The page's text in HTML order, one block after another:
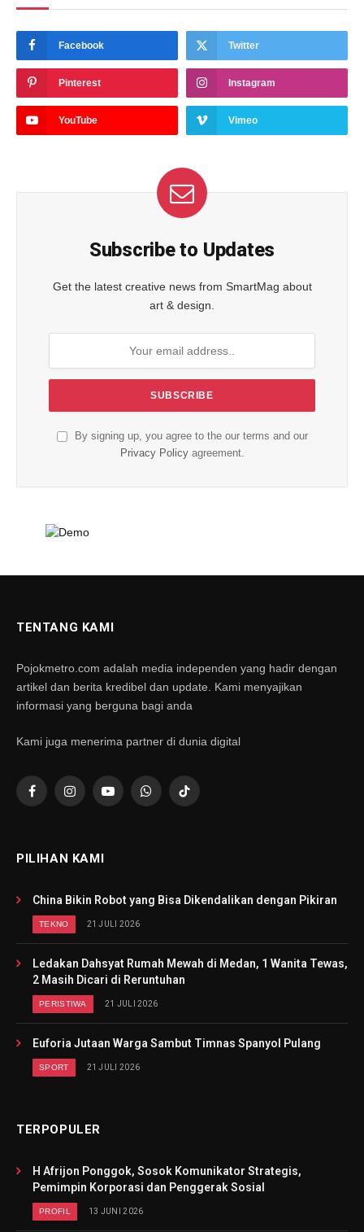
Facebook Twitter
Pinterest Instagram
YouTube Vimeo
Subscribe to Updates
Get the latest creative news from SmartMag about
art & design.
By signing up, you agree to the our terms and our
Privacy Policyagreement.
TENTANG KAMI
Pojokmetro.com adalah media independen yang hadir dengan
artikel dan berita kredibel dan update. Kami menyajikan
informasi yang berguna bagi anda
Kami juga menerima partner di dunia digital
FacebookInstagramYouTubeWhatsAppTikTok
PILIHAN KAMI
China Bikin Robot yang Bisa Dikendalikan dengan Pikiran
TEKNO 21 JULI 2026
Ledakan Dahsyat Rumah Mewah di Medan, 1 Wanita Tewas,
2 Masih Dicari di Reruntuhan
PERISTIWA 21 JULI 2026
Euforia Jutaan Warga Sambut Timnas Spanyol Pulang
SPORT 21 JULI 2026
TERPOPULER
H Afrijon Ponggok, Sosok Komunikator Strategis,
Pemimpin Korporasi dan Penggerak Sosial
PROFIL 13 JUNI 2026